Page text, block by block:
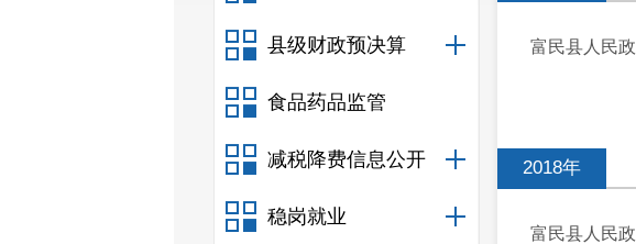
县级财政预决算
食品药品监管
减税降费信息公开
稳岗就业
富民县人民
2018年
富民县人民